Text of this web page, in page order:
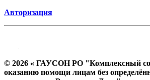
Авторизация
© 2026 « ГАУСОН РО "Комплексный
оказанию помощи лицам без